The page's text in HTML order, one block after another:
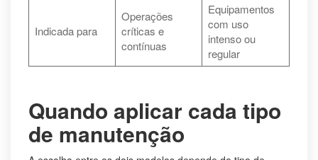
Indicada para
Operações
críticas e
contínuas
Equipamentos
com uso
intenso ou
regular
Quando aplicar cada tipo
de manutenção